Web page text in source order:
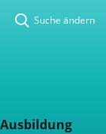
Suche ändern